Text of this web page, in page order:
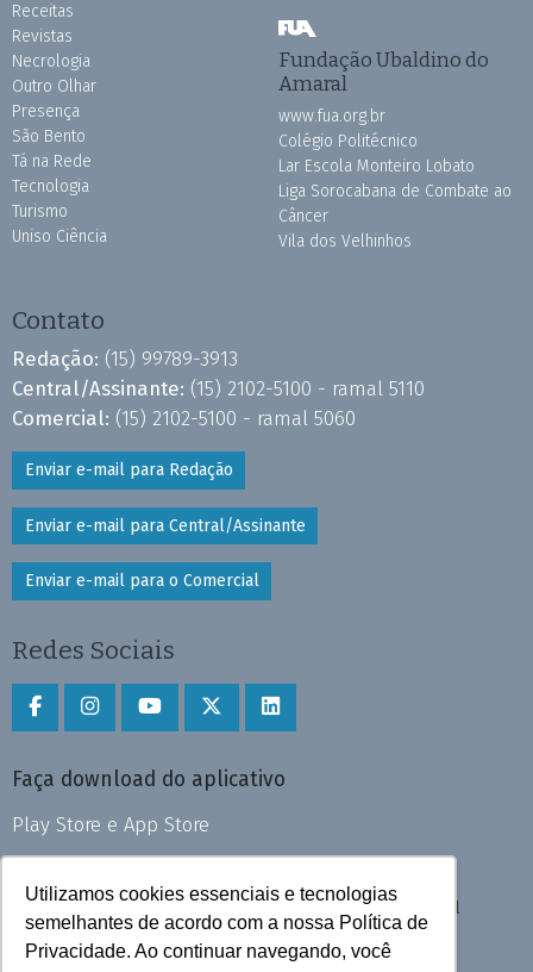
Utilizamos cookies essenciais e tecnologias
semelhantes de acordo com a nossa Política de
Privacidade. Ao continuar navegando, você
Receitas
Revistas
Necrologia
Outro Olhar
Presença
São Bento
Tá na Rede
Tecnologia
Turismo
Uniso Ciência
Fundação Ubaldino do
Amaral
www.fua.org.br
Colégio Politécnico
Lar Escola Monteiro Lobato
Liga Sorocabana de Combate ao
Câncer
Vila dos Velhinhos
Contato
Redação: (15) 99789-3913
Central/Assinante: (15) 2102-5100 - ramal 5110
Comercial: (15) 2102-5100 - ramal 5060
Enviar e-mail para Redação
Enviar e-mail para Central/Assinante
Enviar e-mail para o Comercial
Redes Sociais
Faça download do aplicativo
Play Store e App Store
Todos os direitos reservados © 2025 Cruzeiro do Sul